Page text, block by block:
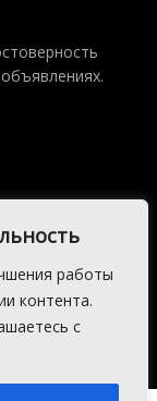
работы
контента.
с
— 2026.